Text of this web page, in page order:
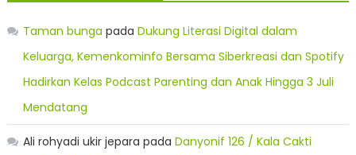
Taman bunga pada Dukung Literasi Digital dalam
Keluarga, Kemenkominfo Bersama Siberkreasi dan Spotify
Hadirkan Kelas Podcast Parenting dan Anak Hingga 3 Juli
Mendatang
Ali rohyadi ukir jepara pada Danyonif 126 / Kala Cakti